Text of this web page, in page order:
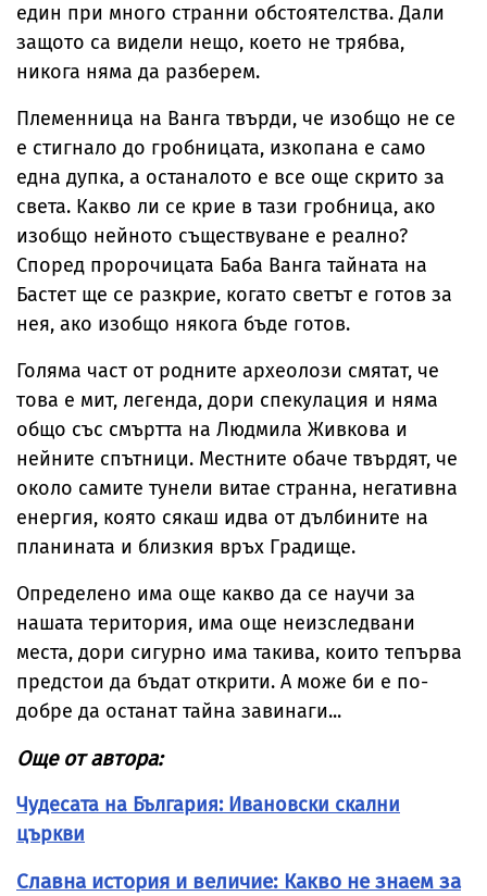
един при много странни обстоятелства. Дали
защото са видели нещо, което не трябва,
никога няма да разберем.
Племенница на Ванга твърди, че изобщо не се
е стигнало до гробницата, изкопана е само
една дупка, а останалото е все още скрито за
света. Какво ли се крие в тази гробница, ако
изобщо нейното съществуване е реално?
Според пророчицата Баба Ванга тайната на
Бастет ще се разкрие, когато светът е готов за
нея, ако изобщо някога бъде готов.
Голяма част от родните археолози смятат, че
това е мит, легенда, дори спекулация и няма
общо със смъртта на Людмила Живкова и
нейните спътници. Местните обаче твърдят, че
около самите тунели витае странна, негативна
енергия, която сякаш идва от дълбините на
планината и близкия връх Градище.
Определено има още какво да се научи за
нашата територия, има още неизследвани
места, дори сигурно има такива, които тепърва
предстои да бъдат открити. А може би е по-
добре да останат тайна завинаги...
Още от автора:
Чудесата на България: Ивановски скални
църкви
Славна история и величие: Какво не знаем за